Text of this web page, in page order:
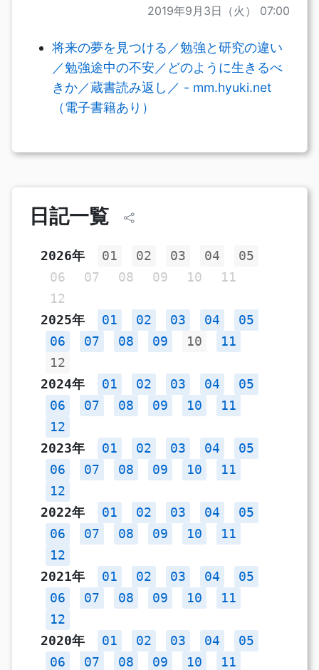
2019年9月3日（火） 07:00
将来の夢を見つける／勉強と研究の違い
／勉強途中の不安／どのように生きるべ
きか／蔵書読み返し／ - mm.hyuki.net
（電子書籍あり）
日記一覧
2026年 01 02 03 04
05
06
07 08 09 10
11
12
2025年
01 02 03 04
05
06
07 08 09 10
11
12
2024年
01 02 03 04
05
06
07 08 09 10
11
12
2023年
01 02 03 04
05
06
07 08 09 10
11
12
2022年
01 02 03 04
05
06
07 08 09 10
11
12
2021年
01 02 03 04
05
06
07 08 09 10
11
12
2020年
01 02 03 04
05
06
07 08 09 10
11